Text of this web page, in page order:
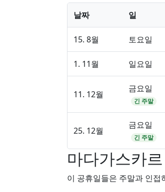
날짜 일
15. 8월 토요일
1. 11월 일요일
11. 12월
금요일
긴 주말
25. 12월
금요일
긴 주말
마다가스카
이 공휴일들은 주말과 인